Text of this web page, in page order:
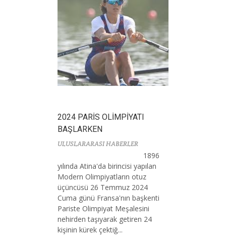
2024 PARİS OLİMPİYATI
BAŞLARKEN
ULUSLARARASI HABERLER
1896
yılında Atina'da birincisi yapılan
Modern Olimpiyatların otuz
üçüncüsü 26 Temmuz 2024
Cuma günü Fransa'nın başkenti
Pariste Olimpiyat Meşalesini
nehirden taşıyarak getiren 24
kişinin kürek çektiğ...